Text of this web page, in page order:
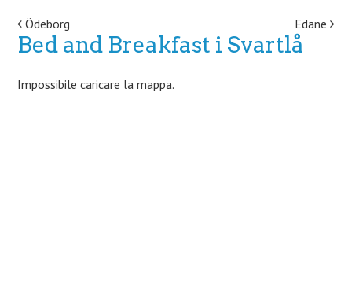
Post navigation
Ödeborg Edane
Bed and Breakfast i Svartlå
Impossibile caricare la mappa.